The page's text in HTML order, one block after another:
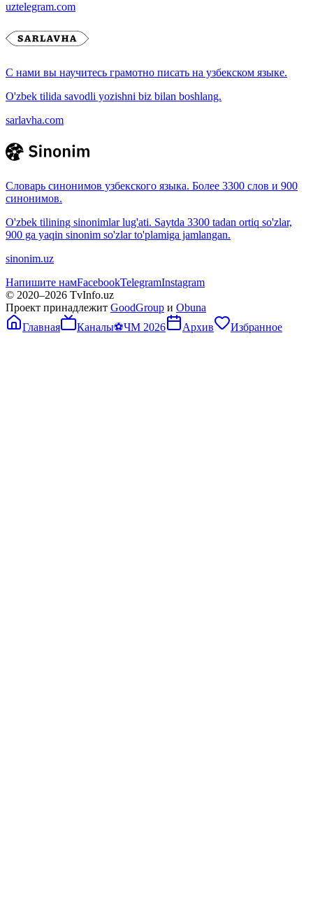
uztelegram.com
С нами вы научитесь грамотно писать на узбекском языке.
O'zbek tilida savodli yozishni biz bilan boshlang.
sarlavha.com
Словарь синонимов узбекского языка. Более 3300 слов и 900
синонимов.
O'zbek tilining sinonimlar lug'ati. Saytda 3300 tadan ortiq so'zlar,
900 ga yaqin sinonim so'zlar to'plamiga jamlangan.
sinonim.uz
Напишите намFacebookTelegramInstagram
© 2020–2026 TvInfo.uz
Проект принадлежит GoodGroup и Obuna
Главная
Каналы⚽ЧМ 2026 Архив Избранное